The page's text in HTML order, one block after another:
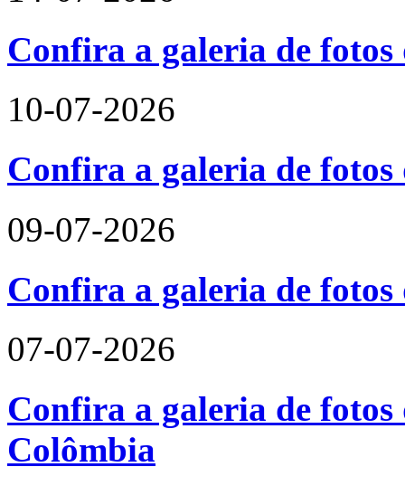
Confira a galeria de
10-07-2026
Confira a galeria de fotos
09-07-2026
Confira a galeria de
07-07-2026
Confira a galeria de fotos
Colômbia